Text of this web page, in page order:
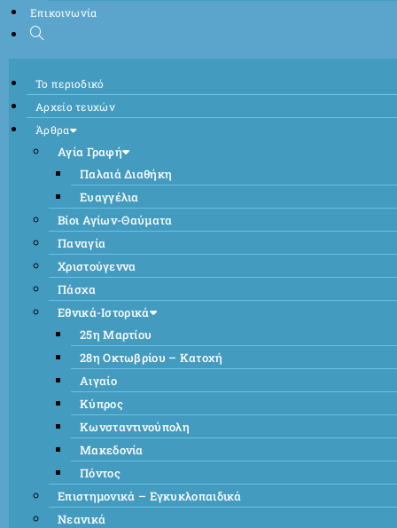
Επικοινωνία
Το περιοδικό
Αρχείο τευχών
Άρθρα
Αγία Γραφή
Παλαιά Διαθήκη
Ευαγγέλια
Βίοι Αγίων-Θαύματα
Παναγία
Χριστούγεννα
Πάσχα
Εθνικά-Ιστορικά
25η Μαρτίου
28η Οκτωβρίου – Κατοχή
Αιγαίο
Κύπρος
Κωνσταντινούπολη
Μακεδονία
Πόντος
Επιστημονικά – Εγκυκλοπαιδικά
Νεανικά